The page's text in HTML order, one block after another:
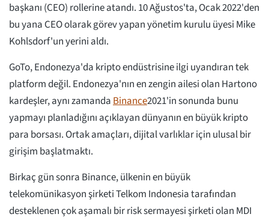
başkanı (CEO) rollerine atandı. 10 Ağustos'ta, Ocak 2022'den
bu yana CEO olarak görev yapan yönetim kurulu üyesi Mike
Kohlsdorf'un yerini aldı.
GoTo, Endonezya'da kripto endüstrisine ilgi uyandıran tek
platform değil. Endonezya'nın en zengin ailesi olan Hartono
kardeşler, aynı zamandaBinance2021'in sonunda bunu
yapmayı planladığını açıklayan dünyanın en büyük kripto
para borsası. Ortak amaçları, dijital varlıklar için ulusal bir
girişim başlatmaktı.
Birkaç gün sonra Binance, ülkenin en büyük
telekomünikasyon şirketi Telkom Indonesia tarafından
desteklenen çok aşamalı bir risk sermayesi şirketi olan MDI